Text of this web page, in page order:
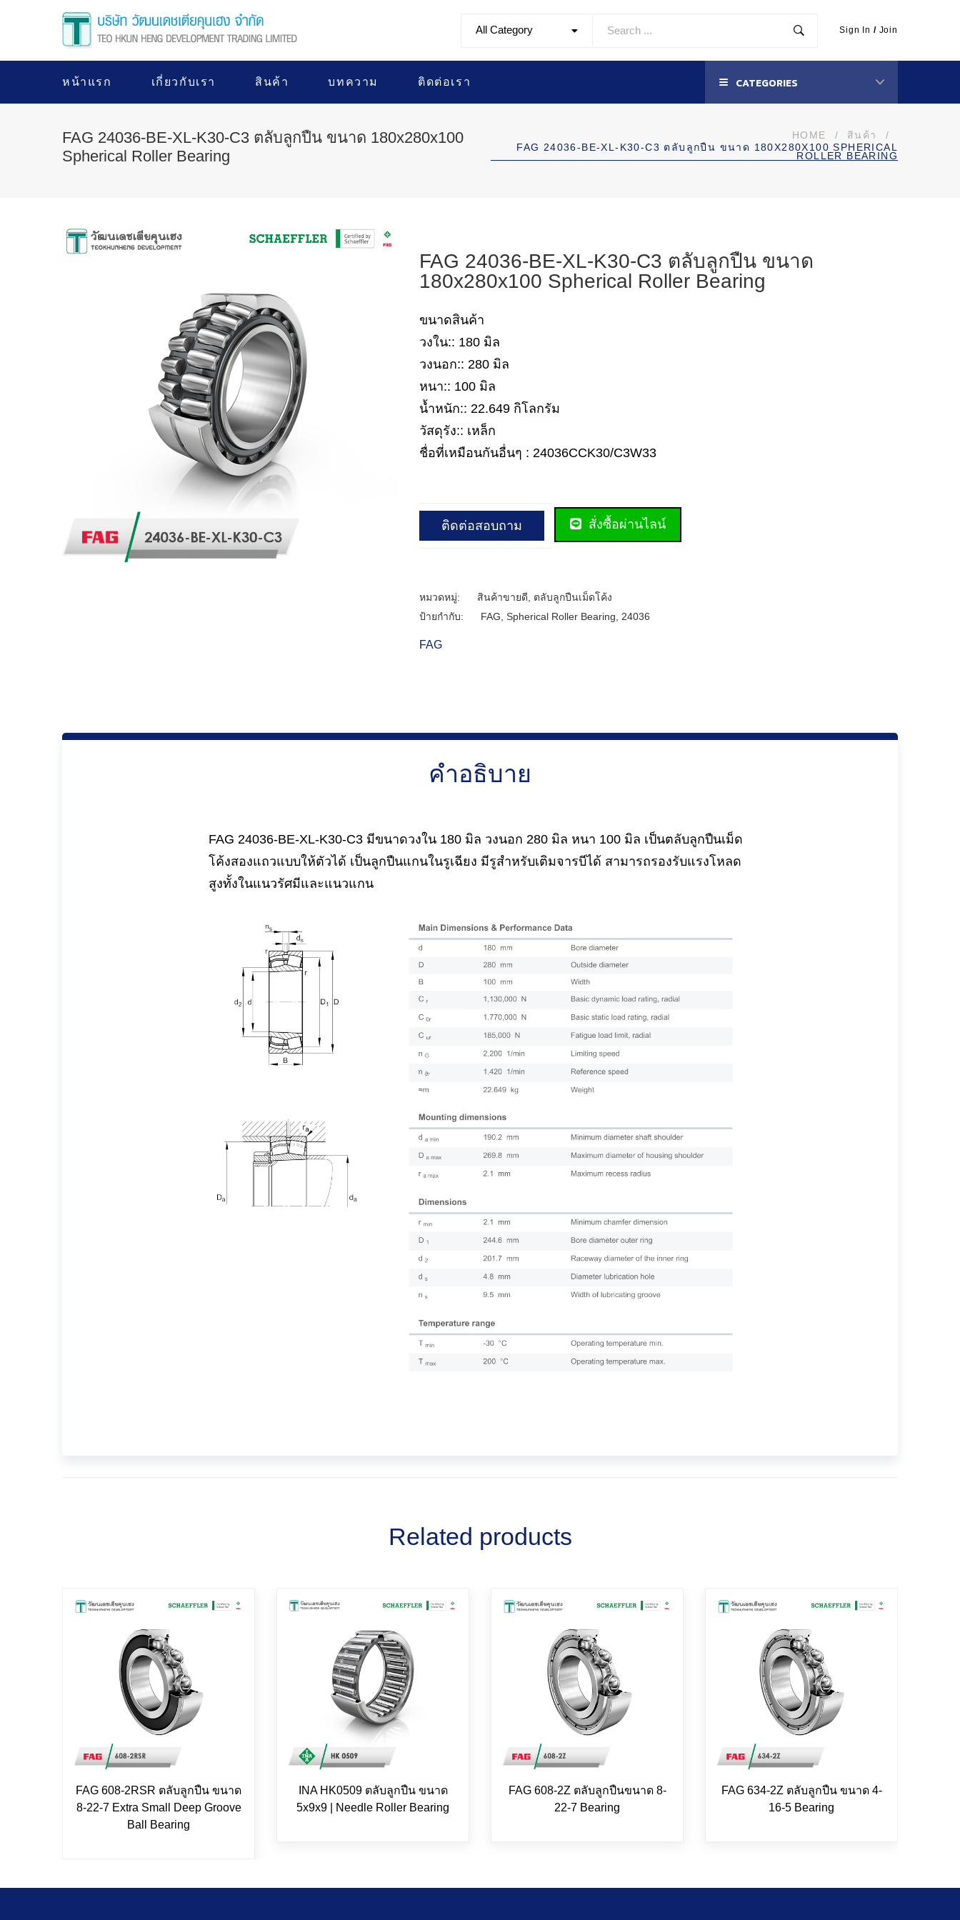
All Category Sign In / Join
หน้าแรก เกี่ยวกับเรา สินค้า บทความ ติดต่อเรา CATEGORIES
FAG 24036-BE-XL-K30-C3 ตลับลูกปืน ขนาด 180x280x100
Spherical Roller Bearing
HOME / สินค้า
/
FAG 24036-BE-XL-K30-C3 ตลับลูกปืน ขนาด 180X280X100 SPHERICAL
ROLLER BEARING
FAG 24036-BE-XL-K30-C3 ตลับลูกปืน ขนาด
180x280x100 Spherical Roller Bearing
ขนาดสินค้า
วงใน:: 180 มิล
วงนอก:: 280 มิล
หนา:: 100 มิล
น้ำหนัก:: 22.649 กิโลกรัม
วัสดุรัง:: เหล็ก
ชื่อที่เหมือนกันอื่นๆ : 24036CCK30/C3W33
ติดต่อสอบถาม สั่งซื้อผ่านไลน์
หมวดหมู่: สินค้าขายดี
ตลับลูกปืนเม็ดโค้ง
ป้ายกำกับ:
FAG Spherical Roller Bearing 24036
FAG
คำอธิบาย
FAG 24036-BE-XL-K30-C3 มีขนาดวงใน 180 มิล วงนอก 280 มิล หนา 100 มิล เป็นตลับลูกปืนเม็ด
โค้งสองแถวแบบให้ตัวได้ เป็นลูกปืนแกนในรูเฉียง มีรูสำหรับเติมจารบีได้ สามารถรองรับแรงโหลด
สูงทั้งในแนวรัศมีและแนวแกน
Related products
FAG 608-2RSR ตลับลูกปืน ขนาด
8-22-7 Extra Small Deep Groove
Ball Bearing
INA HK0509 ตลับลูกปืน ขนาด
5x9x9 | Needle Roller Bearing
FAG 608-2Z ตลับลูกปืนขนาด 8-
22-7 Bearing
FAG 634-2Z ตลับลูกปืน ขนาด 4-
16-5 Bearing